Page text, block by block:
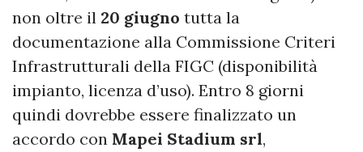
non oltre il 20 giugno tutta la
documentazione alla Commissione Criteri
Infrastrutturali della FIGC (disponibilità
impianto, licenza d’uso). Entro 8 giorni
quindi dovrebbe essere finalizzato un
accordo con Mapei Stadium srl,